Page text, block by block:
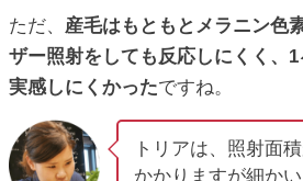
ただ、 産毛はもともとメラニン色
ザー照射をしても反応しにくく、
実感しにくかったですね。
トリアは、照射面
かかりますが細か